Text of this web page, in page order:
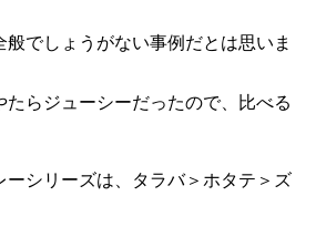
でしょうがない事例だとは思いま
たらジューシーだったので、比べる
ーシリーズは、タラバ＞ホタテ＞ズ